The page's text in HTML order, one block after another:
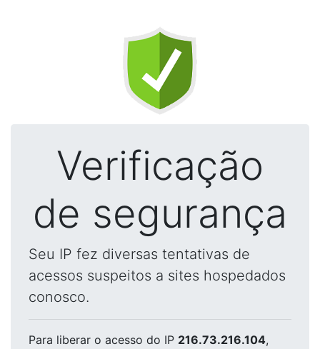
Verificação
de segurança
Seu IP fez diversas tentativas de
acessos suspeitos a sites hospedados
conosco.
Para liberar o acesso do IP 216.73.216.104,